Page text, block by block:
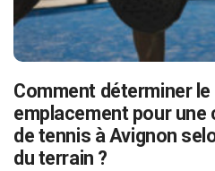
Comment déterminer
emplacement pour
de tennis à Avignon
du terrain ?